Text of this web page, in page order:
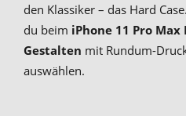
den Klassiker – das Hard
du beim iPhone 11 Pro
Gestalten mit Rundum-
auswählen.